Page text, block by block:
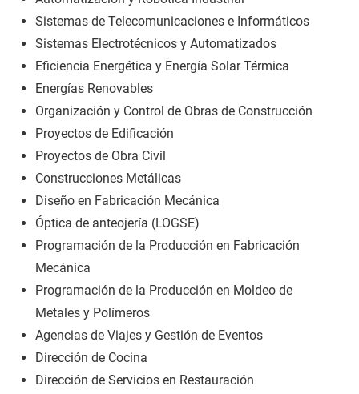
Sistemas de Telecomunicaciones e Informáticos
Sistemas Electrotécnicos y Automatizados
Eficiencia Energética y Energía Solar Térmica
Energías Renovables
Organización y Control de Obras de Construcción
Proyectos de Edificación
Proyectos de Obra Civil
Construcciones Metálicas
Diseño en Fabricación Mecánica
Óptica de anteojería (LOGSE)
Programación de la Producción en Fabricación
Mecánica
Programación de la Producción en Moldeo de
Metales y Polímeros
Agencias de Viajes y Gestión de Eventos
Dirección de Cocina
Dirección de Servicios en Restauración